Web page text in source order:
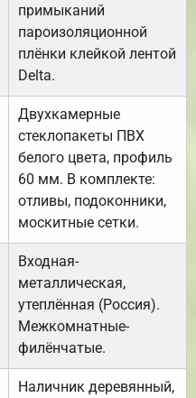
примыканий
пароизоляционной
плёнки клейкой лентой
Delta.
Двухкамерные
стеклопакеты ПВХ
белого цвета, профиль
60 мм. В комплекте:
отливы, подоконники,
москитные сетки.
Входная-
металлическая,
утеплённая (Россия).
Межкомнатные-
филёнчатые.
Наличник деревянный,